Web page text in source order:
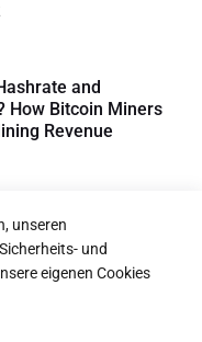
and
How Bitcoin Miners
Revenue
unseren
und
eigenen Cookies